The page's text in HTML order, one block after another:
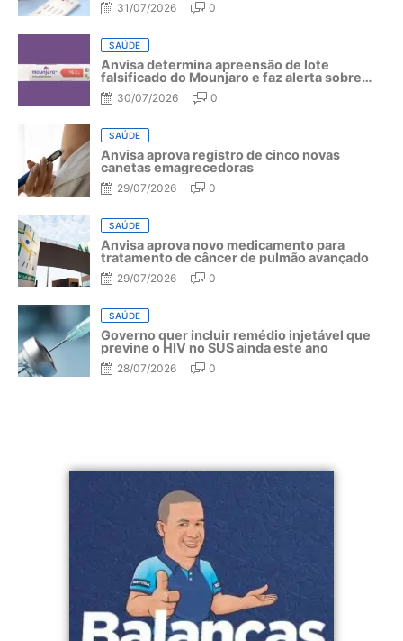
31/07/2026 0
SAÚDE
Anvisa determina apreensão de lote
falsificado do Mounjaro e faz alerta sobre
riscos do medicamento
30/07/2026 0
SAÚDE
Anvisa aprova registro de cinco novas
canetas emagrecedoras
29/07/2026 0
SAÚDE
Anvisa aprova novo medicamento para
tratamento de câncer de pulmão avançado
29/07/2026 0
SAÚDE
Governo quer incluir remédio injetável que
previne o HIV no SUS ainda este ano
28/07/2026 0